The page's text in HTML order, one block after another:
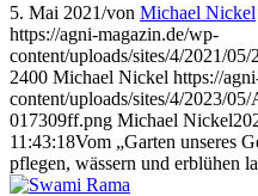
5. Mai 2021/von Michael Nickel
https://agni-magazin.de/wp-
content/uploads/sites/4/2021/
2400 Michael Nickel https://
content/uploads/sites/4/2023/
017309ff.png Michael Nickel
11:43:18Vom „Garten unseres
pflegen, wässern und erblühen